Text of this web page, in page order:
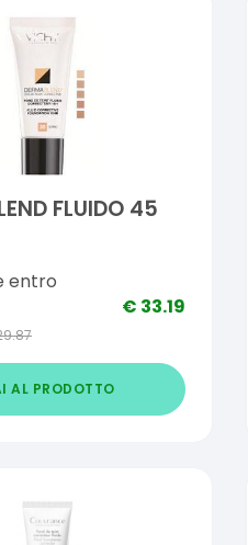
FLUIDO 45
entro
€ 33.19
AL PRODOTTO